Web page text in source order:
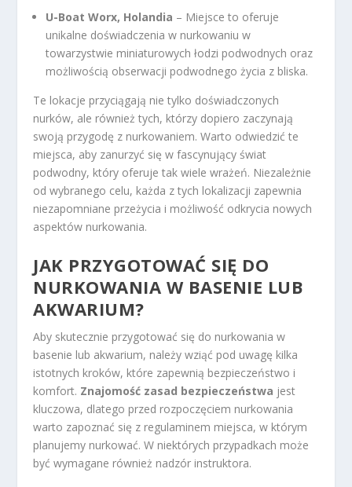
U-Boat Worx, Holandia – Miejsce to oferuje
unikalne doświadczenia w nurkowaniu w
towarzystwie miniaturowych łodzi podwodnych oraz
możliwością obserwacji podwodnego życia z bliska.
Te lokacje przyciągają nie tylko doświadczonych
nurków, ale również tych, którzy dopiero zaczynają
swoją przygodę z nurkowaniem. Warto odwiedzić te
miejsca, aby zanurzyć się w fascynujący świat
podwodny, który oferuje tak wiele wrażeń. Niezależnie
od wybranego celu, każda z tych lokalizacji zapewnia
niezapomniane przeżycia i możliwość odkrycia nowych
aspektów nurkowania.
JAK PRZYGOTOWAĆ SIĘ DO
NURKOWANIA W BASENIE LUB
AKWARIUM?
Aby skutecznie przygotować się do nurkowania w
basenie lub akwarium, należy wziąć pod uwagę kilka
istotnych kroków, które zapewnią bezpieczeństwo i
komfort. Znajomość zasad bezpieczeństwa jest
kluczowa, dlatego przed rozpoczęciem nurkowania
warto zapoznać się z regulaminem miejsca, w którym
planujemy nurkować. W niektórych przypadkach może
być wymagane również nadzór instruktora.